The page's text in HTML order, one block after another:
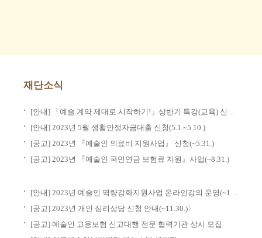
재단소식
·
[안내] 「예술 계약 제대로 시작하기!」상반기 특강(교육) 신청(5.2.~5.11.)
·
[안내] 2023년 5월 생활안정자금대출 신청(5.1.~5.10.)
·
[공고] 2023년 『예술인 의료비 지원사업』 신청(~5.31.)
·
[공고] 2023년 『예술인 국민연금 보험료 지원』사업(~8.31.)
·
[안내] 2023년 예술인 역량강화지원사업 온라인강의 운영(~11.30.)
·
[공고] 2023년 개인 심리상담 신청 안내(~11.30.)〉
·
[공고] 예술인 고용보험 신고대행 전문 협력기관 상시 모집